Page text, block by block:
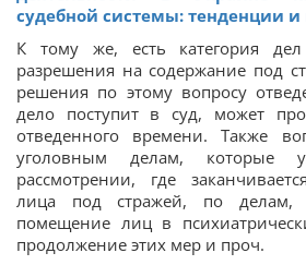
судебной системы: тенденции и
К тому же, есть категория
разрешения на содержание под
решения по этому вопросу
дело поступит в суд, может
отведенного времени. Также
уголовным делам, которые
рассмотрении, где
лица под стражей, по делам,
помещение лиц в
продолжение этих мер и проч.